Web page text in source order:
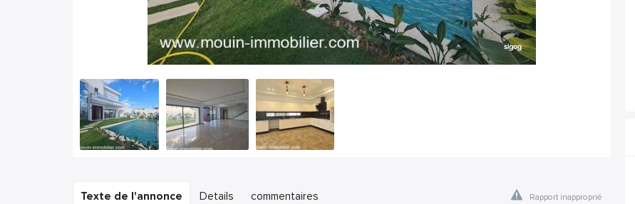
Texte de l'annonce Details commentaires Rapport inapproprié